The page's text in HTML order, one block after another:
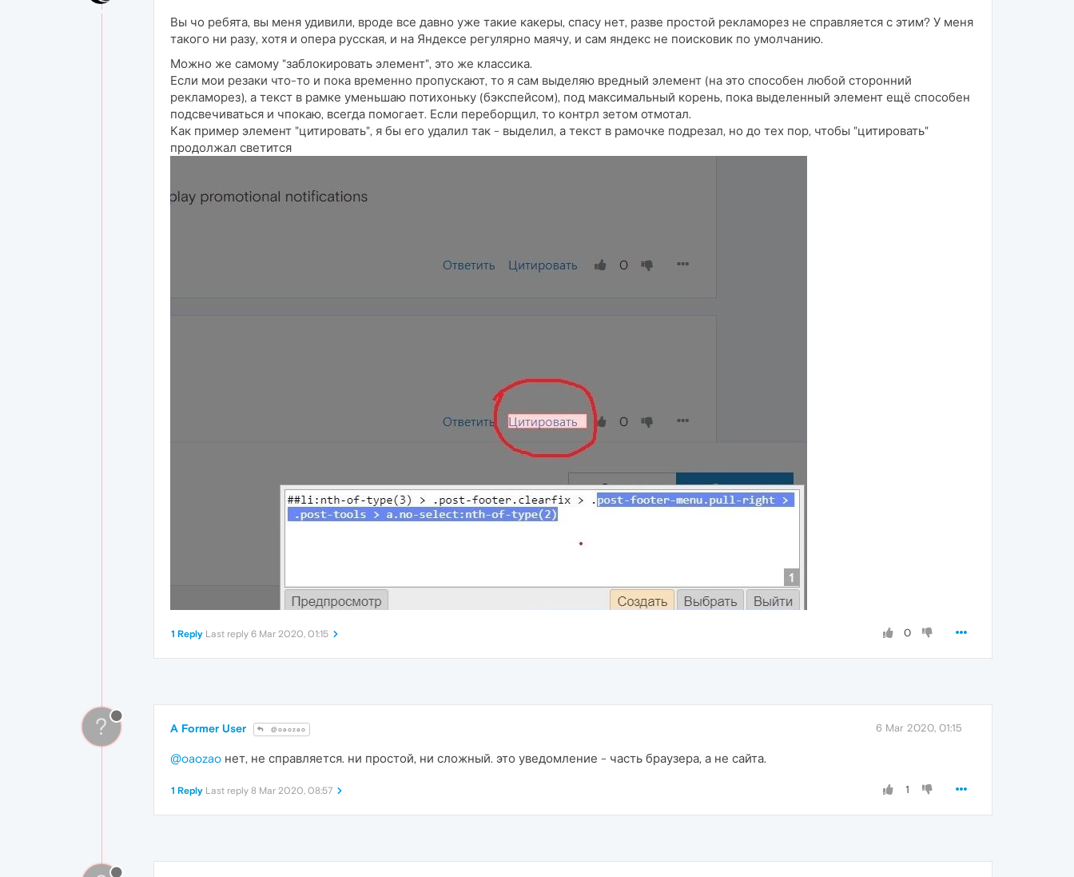
Вы чо ребята, вы меня удивили, вроде все давно уже такие какеры, спасу нет, разве простой рекламорез не справляется с этим? У меня
такого ни разу, хотя и опера русская, и на Яндексе регулярно маячу, и сам яндекс не поисковик по умолчанию.
Можно же самому "заблокировать элемент", это же классика.
Если мои резаки что-то и пока временно пропускают, то я сам выделяю вредный элемент (на это способен любой сторонний
рекламорез), а текст в рамке уменьшаю потихоньку (бэкспейсом), под максимальный корень, пока выделенный элемент ещё способен
подсвечиваться и чпокаю, всегда помогает. Если переборщил, то контрл зетом отмотал.
Как пример элемент "цитировать", я бы его удалил так - выделил, а текст в рамочке подрезал, но до тех пор, чтобы "цитировать"
продолжал светится
0
1 Reply Last reply 6 Mar 2020, 01:15
? A Former User @oaozao 6 Mar 2020, 01:15
@oaozao нет, не справляется. ни простой, ни сложный. это уведомление - часть браузера, а не сайта.
1
1 Reply Last reply 8 Mar 2020, 08:57